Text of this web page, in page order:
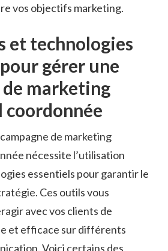
vos objectifs marketing.
et ⁢technologies
⁢gérer une
de marketing​
de marketing
nécessite ‍l’utilisation
essentiels ​pour⁢ garantir le‌
Ces ⁣outils vous
avec vos clients de
et efficace sur différents
Voici certains ‌des